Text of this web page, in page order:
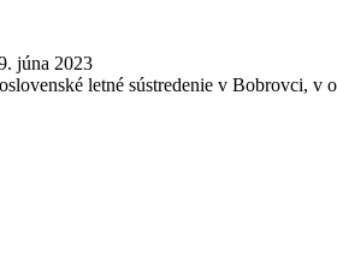
júna 2023
letné sústredenie v Bobrovci,